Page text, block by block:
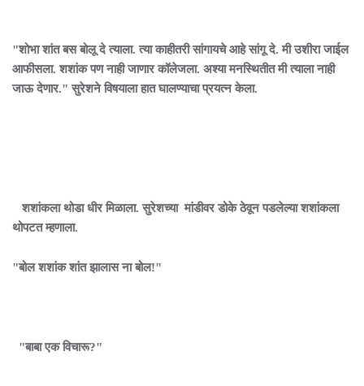
"शोभा शांत बस बोलू दे त्याला. त्या काहीतरी सांगायचे आहे सांगू दे. मी उशीरा जाईल
आफीसला. शशांक पण नाही जाणार कॉलेजला. अश्या मनस्थितीत मी त्याला नाही
जाऊ देणार." सुरेशने विषयाला हात घालण्याचा प्रयत्न केला.
शशांकला थोडा धीर मिळाला. सुरेशच्या मांडीवर डोके ठेवून पडलेल्या शशांकला
थोपटत म्हणाला.
"बोल शशांक शांत झालास ना बोल!"
"बाबा एक विचारू?"